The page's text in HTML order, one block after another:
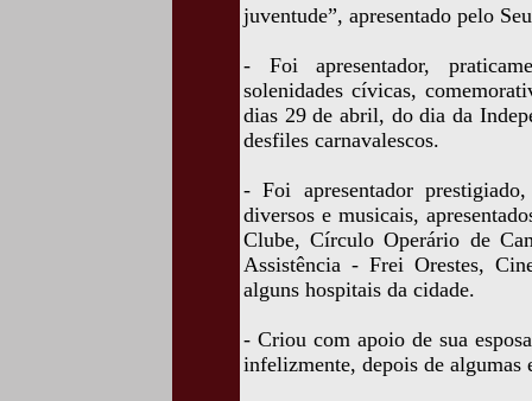
juventude”, apresentado pelo
- Foi apresentador,
solenidades cívicas,
dias 29 de abril, do dia da
desfiles carnavalescos.
- Foi apresentador
diversos e musicais,
Clube, Círculo Operário de
Assistência - Frei Orestes,
alguns hospitais da cidade.
- Criou com apoio de sua
infelizmente, depois de algumas